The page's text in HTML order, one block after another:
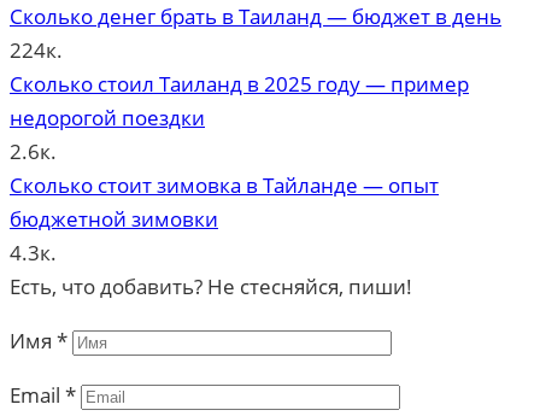
Сколько денег брать в Таиланд — бюджет в день
224к.
Сколько стоил Таиланд в 2025 году — пример
недорогой поездки
2.6к.
Сколько стоит зимовка в Тайланде — опыт
бюджетной зимовки
4.3к.
Есть, что добавить? Не стесняйся, пиши!
Имя *
Email *